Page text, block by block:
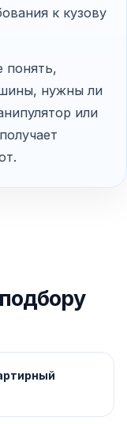
к кузову
понять,
нужны ли
или